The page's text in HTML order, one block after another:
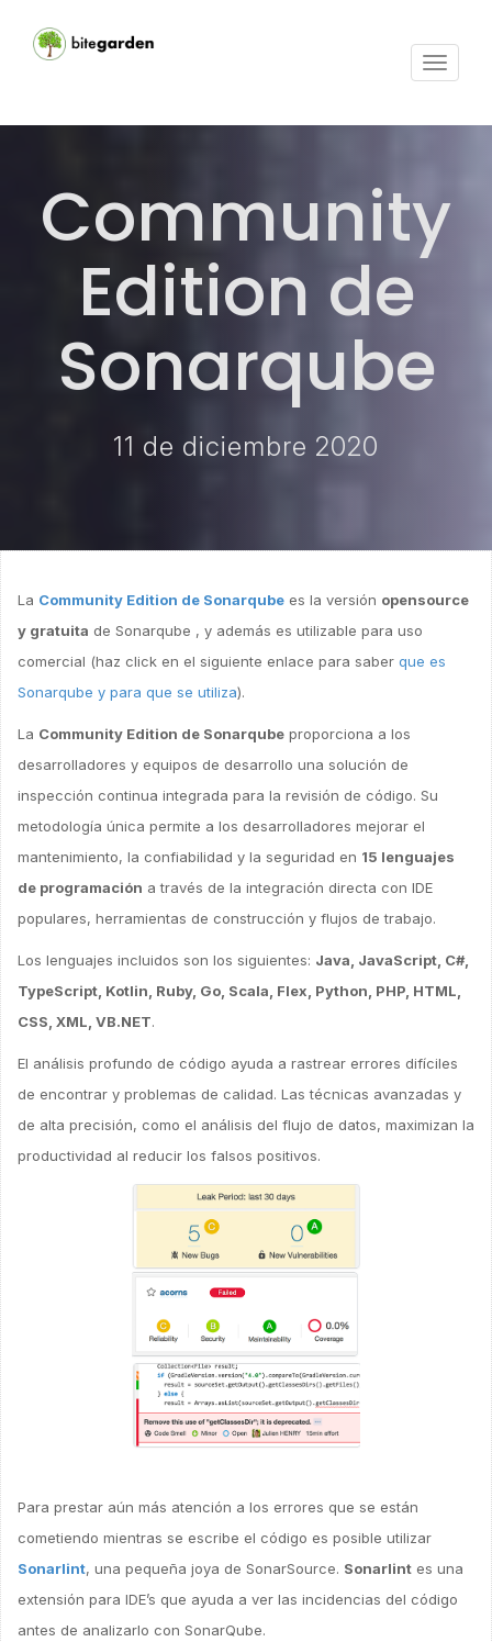
Activar
Community
Edition de
Sonarqube
11 de diciembre 2020
La Community Edition de Sonarqube es la versión opensource
y gratuita de Sonarqube , y además es utilizable para uso
comercial (haz click en el siguiente enlace para saber que es
Sonarqube y para que se utiliza).
La Community Edition de Sonarqube proporciona a los
desarrolladores y equipos de desarrollo una solución de
inspección continua integrada para la revisión de código. Su
metodología única permite a los desarrolladores mejorar el
mantenimiento, la confiabilidad y la seguridad en 15 lenguajes
de programación a través de la integración directa con IDE
populares, herramientas de construcción y flujos de trabajo.
Los lenguajes incluidos son los siguientes: Java, JavaScript, C#,
TypeScript, Kotlin, Ruby, Go, Scala, Flex, Python, PHP, HTML,
CSS, XML, VB.NET.
El análisis profundo de código ayuda a rastrear errores difíciles
de encontrar y problemas de calidad. Las técnicas avanzadas y
de alta precisión, como el análisis del flujo de datos, maximizan la
productividad al reducir los falsos positivos.
Para prestar aún más atención a los errores que se están
cometiendo mientras se escribe el código es posible utilizar
Sonarlint, una pequeña joya de SonarSource. Sonarlint es una
extensión para IDE’s que ayuda a ver las incidencias del código
antes de analizarlo con SonarQube.